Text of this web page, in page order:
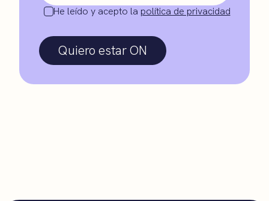
He leído y acepto la política de privacidad
Quiero estar ON